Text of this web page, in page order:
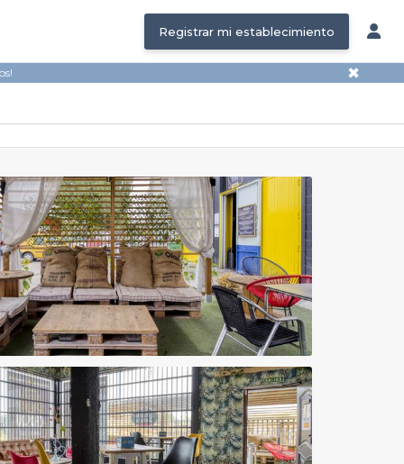
Registrar mi establecimiento
✖